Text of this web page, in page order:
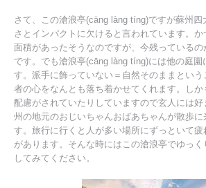
さて、この滄浪亭(cāng làng tíng)ですが蘇州
さとインパクトに欠けると言われています。
面積があったそうなのですが、今残っているの
です。でも滄浪亭(cāng làng tíng)には他の庭園
す。派手に飾っていない＝自然そのままという
者の心をなんとも落ち着かせてくれます。し
配慮がされていたりしていますので玄人には
州の地元のおじいちゃんおばあちゃんが散歩に
す。旅行に行くと人が多い場所にずっといて疲
があります。そんな時にはこの滄浪亭でゆっ
してみてください。